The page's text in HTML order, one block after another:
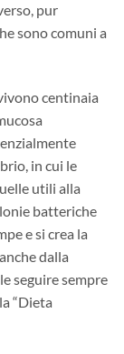
pur
sono comuni a
centinaia
in cui le
utili alla
batteriche
e si crea la
dalla
seguire sempre
“Dieta